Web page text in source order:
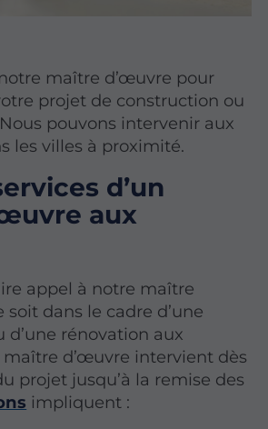
maître d’œuvre pour
projet de construction ou
pouvons intervenir aux
les villes à proximité.
d’un
aux
appel à notre maître
soit dans le cadre d’une
d’une rénovation aux
d’œuvre intervient dès
projet jusqu’à la remise des
impliquent :